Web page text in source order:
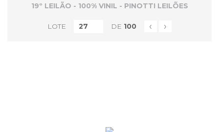
19º LEILÃO - 100% VINIL - PINOTTI LEILÕES
LOTE DE 100 ‹ ›